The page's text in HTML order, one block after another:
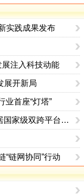
实践成果发布
注入科技动能
展开新局
首座“灯塔”
蝉联最高A级评价，卡奥斯连续七年位居国家级双跨平台首位
“链网协同”行动